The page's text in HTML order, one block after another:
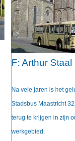
F: Arthur Staal
Na vele jaren is het
Stadsbus Maastricht
terug te krijgen in zijn
werkgebied.